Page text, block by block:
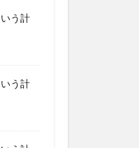
う計
う計